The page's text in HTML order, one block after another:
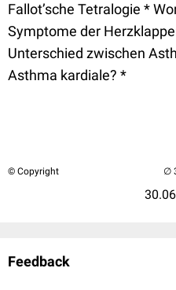
Fallot’sche Tetralogie *
Symptome der
Unterschied zwischen
Asthma kardiale? *
© Copyright
Feedback